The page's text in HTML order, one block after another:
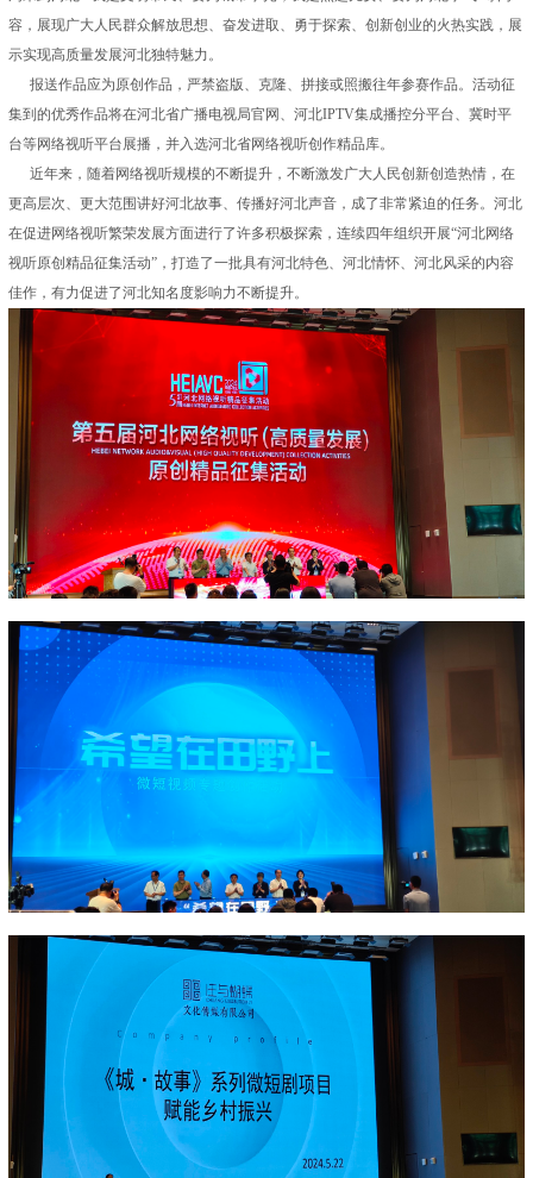
容，展现广大人民群众解放思想、奋发进取、勇于探索、创新创业的火热实践，展
示实现高质量发展河北独特魅力。
报送作品应为原创作品，严禁盗版、克隆、拼接或照搬往年参赛作品。活动征
集到的优秀作品将在河北省广播电视局官网、河北IPTV集成播控分平台、冀时平
台等网络视听平台展播，并入选河北省网络视听创作精品库。
近年来，随着网络视听规模的不断提升，不断激发广大人民创新创造热情，在
更高层次、更大范围讲好河北故事、传播好河北声音，成了非常紧迫的任务。河北
在促进网络视听繁荣发展方面进行了许多积极探索，连续四年组织开展“河北网络
视听原创精品征集活动”，打造了一批具有河北特色、河北情怀、河北风采的内容
佳作，有力促进了河北知名度影响力不断提升。